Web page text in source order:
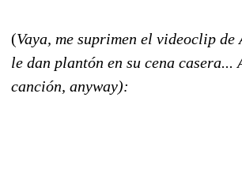
(Vaya, me suprimen el videoclip de
le dan plantón en su cena casera...
canción, anyway):